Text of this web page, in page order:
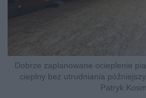
Dobrze zaplanowane ocieplenie
cieplny bez utrudniania
Patryk